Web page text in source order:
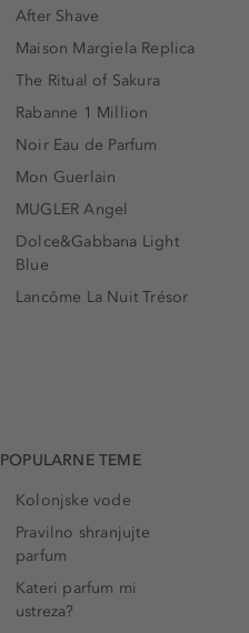
After Shave
Maison Margiela Replica
The Ritual of Sakura
Rabanne 1 Million
Noir Eau de Parfum
Mon Guerlain
MUGLER Angel
Dolce&Gabbana Light
Blue
Lancôme La Nuit Trésor
POPULARNE TEME
Kolonjske vode
Pravilno shranjujte
parfum
Kateri parfum mi
ustreza?